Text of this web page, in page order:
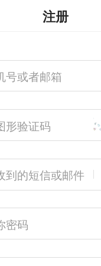
注册